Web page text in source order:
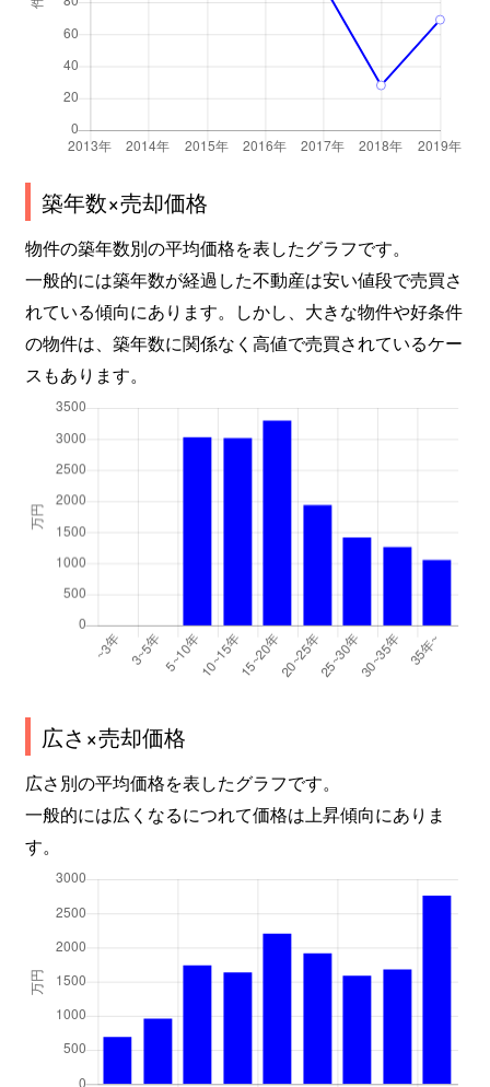
築年数×売却価格
物件の築年数別の平均価格を表したグラフです。
一般的には築年数が経過した不動産は安い値段で売買さ
れている傾向にあります。しかし、大きな物件や好条件
の物件は、築年数に関係なく高値で売買されているケー
スもあります。
広さ×売却価格
広さ別の平均価格を表したグラフです。
一般的には広くなるにつれて価格は上昇傾向にありま
す。